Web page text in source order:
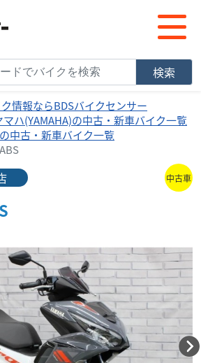
検索
情報ならBDSバイクセンサー
マハ(YAMAHA)の中古・新車バイク一覧
中古・新車バイク一覧
中古車